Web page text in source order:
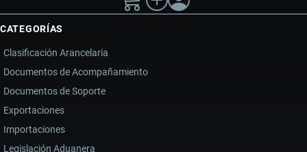
CATEGORÍAS
Clasificación Arancelaria
Documentos de Acompañamiento
Documentos de Soporte
Exportaciones
Importaciones
Legislación Aduanera